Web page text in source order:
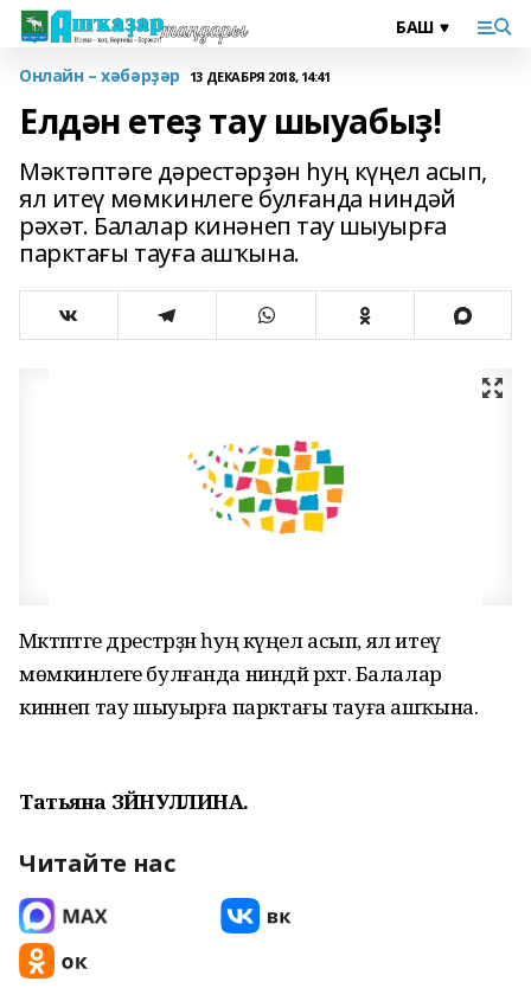
Онлайн – хәбәрҙәр 13 ДЕКАБРЯ 2018, 14:41
Елдән етеҙ тау шыуабыҙ!
Мәктәптәге дәрестәрҙән һуң күңел асып,
ял итеү мөмкинлеге булғанда ниндәй
рәхәт. Балалар кинәнеп тау шыуырға
парктағы тауға ашҡына.
Мәктәптәге дәрестәрҙән һуң күңел асып, ял итеү
мөмкинлеге булғанда ниндәй рәхәт. Балалар
кинәнеп тау шыуырға парктағы тауға ашҡына.
Татьяна ЗӘЙНУЛЛИНА.
Читайте нас